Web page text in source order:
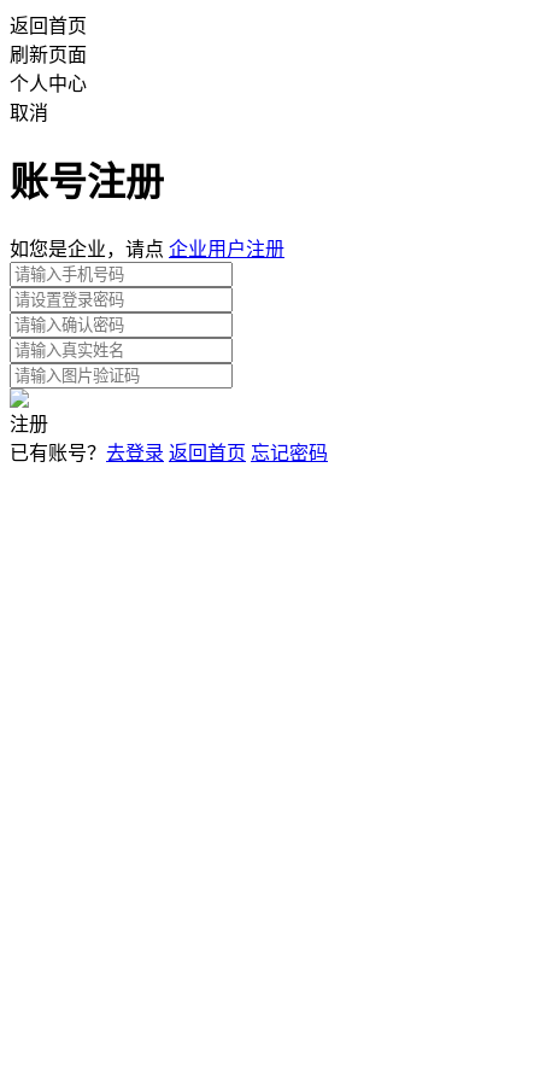
返回首页
刷新页面
个人中心
取消
账号注册
如您是企业，请点 企业用户注册
注册
已有账号？ 去登录 返回首页 忘记密码